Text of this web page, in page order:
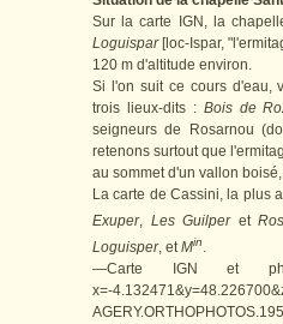
Sur la carte IGN, la
Loguispar[loc-Ispar,
120 m d'altitude environ.
Si l'on suit ce cours d'eau,
trois lieux-dits : Bois de
seigneurs de Rosarnou
retenons surtout que
au sommet d'un vallon
La carte de Cassini, la plus
Exuper, Les Guilperet
Loguisper, etMin.
—Carte IGN et photos
x=-